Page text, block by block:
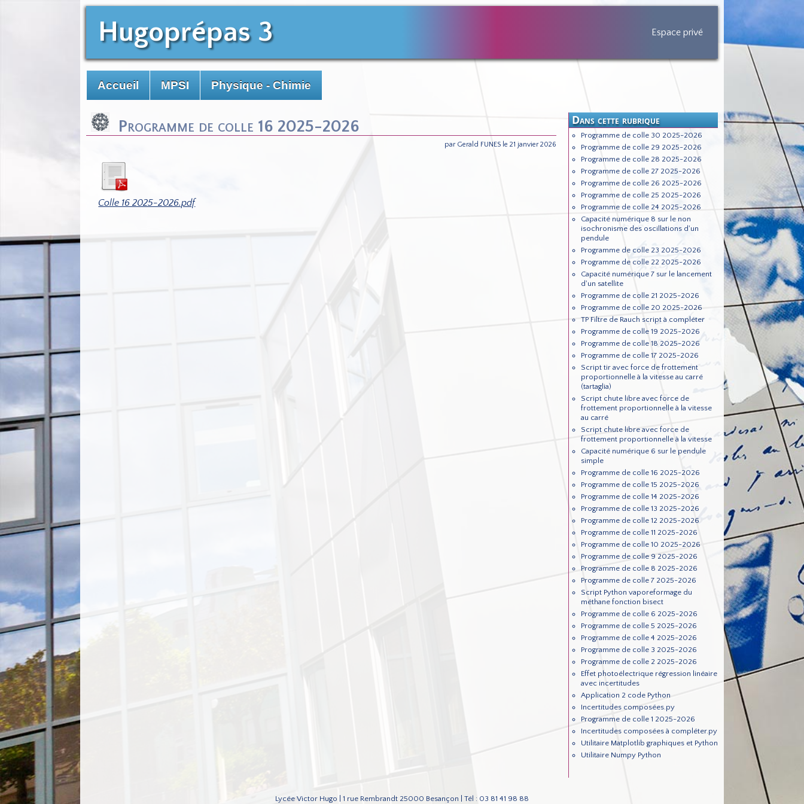
Hugoprépas 3 Espace privé
Accueil MPSI Physique - Chimie
Dans cette rubrique
Programme de colle 30 2025-2026
Programme de colle 29 2025-2026
Programme de colle 28 2025-2026
Programme de colle 27 2025-2026
Programme de colle 26 2025-2026
Programme de colle 25 2025-2026
Programme de colle 24 2025-2026
Capacité numérique 8 sur le non
isochronisme des oscillations d'un
pendule
Programme de colle 23 2025-2026
Programme de colle 22 2025-2026
Capacité numérique 7 sur le lancement
d'un satellite
Programme de colle 21 2025-2026
Programme de colle 20 2025-2026
TP Filtre de Rauch script à compléter
Programme de colle 19 2025-2026
Programme de colle 18 2025-2026
Programme de colle 17 2025-2026
Script tir avec force de frottement
proportionnelle à la vitesse au carré
(tartaglia)
Script chute libre avec force de
frottement proportionnelle à la vitesse
au carré
Script chute libre avec force de
frottement proportionnelle à la vitesse
Capacité numérique 6 sur le pendule
simple
Programme de colle 16 2025-2026
Programme de colle 15 2025-2026
Programme de colle 14 2025-2026
Programme de colle 13 2025-2026
Programme de colle 12 2025-2026
Programme de colle 11 2025-2026
Programme de colle 10 2025-2026
Programme de colle 9 2025-2026
Programme de colle 8 2025-2026
Programme de colle 7 2025-2026
Script Python vaporeformage du
méthane fonction bisect
Programme de colle 6 2025-2026
Programme de colle 5 2025-2026
Programme de colle 4 2025-2026
Programme de colle 3 2025-2026
Programme de colle 2 2025-2026
Effet photoélectrique régression linéaire
avec incertitudes
Application 2 code Python
Incertitudes composées.py
Programme de colle 1 2025-2026
Incertitudes composées à compléter.py
Utilitaire Matplotlib graphiques et Python
Utilitaire Numpy Python
Programme de colle 16 2025-2026
par Gerald FUNES le 21 janvier 2026
Colle 16 2025-2026.pdf
Lycée Victor Hugo | 1 rue Rembrandt 25000 Besançon | Tél : 03 81 41 98 88